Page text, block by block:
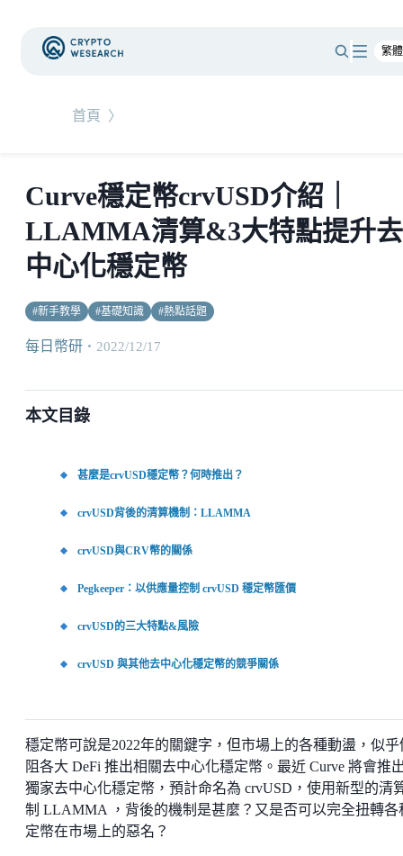
首頁 〉
Curve穩定幣crvUSD介紹｜
LLAMMA清算&3大特點提升去
中心化穩定幣
#新手教學 #基礎知識 #熱點話題
每日幣研 ・ 2022/12/17
本文目錄
甚麼是crvUSD穩定幣？何時推出？
crvUSD背後的清算機制：LLAMMA
crvUSD與CRV幣的關係
Pegkeeper：以供應量控制 crvUSD 穩定幣匯價
crvUSD的三大特點&風險
crvUSD 與其他去中心化穩定幣的競爭關係
穩定幣可說是2022年的關鍵字，但市場上的各種動盪，似乎
阻各大 DeFi 推出相關去中心化穩定幣。最近 Curve 將會推
獨家去中心化穩定幣，預計命名為 crvUSD，使用新型的清
制 LLAMMA ，背後的機制是甚麼？又是否可以完全扭轉各
定幣在市場上的惡名？